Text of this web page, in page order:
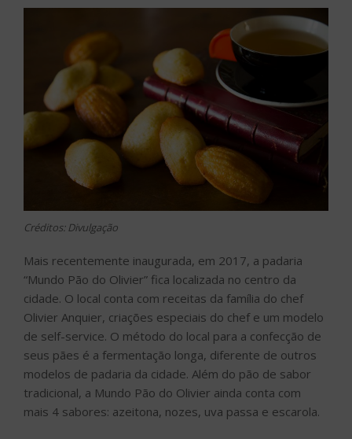
Créditos: Divulgação
Mais recentemente inaugurada, em 2017, a padaria
“Mundo Pão do Olivier” fica localizada no centro da
cidade. O local conta com receitas da família do chef
Olivier Anquier, criações especiais do chef e um modelo
de self-service. O método do local para a confecção de
seus pães é a fermentação longa, diferente de outros
modelos de padaria da cidade. Além do pão de sabor
tradicional, a Mundo Pão do Olivier ainda conta com
mais 4 sabores: azeitona, nozes, uva passa e escarola.